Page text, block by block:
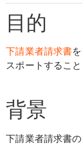
目的
下請業者請求書
スポートすること
背景
下請業者請求書